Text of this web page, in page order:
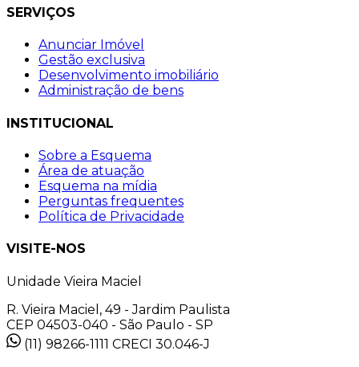
SERVIÇOS
Anunciar Imóvel
Gestão exclusiva
Desenvolvimento imobiliário
Administração de bens
INSTITUCIONAL
Sobre a Esquema
Área de atuação
Esquema na mídia
Perguntas frequentes
Política de Privacidade
VISITE-NOS
Unidade Vieira Maciel
R. Vieira Maciel, 49 - Jardim Paulista
CEP 04503-040 - São Paulo - SP
(11) 98266-1111 CRECI 30.046-J